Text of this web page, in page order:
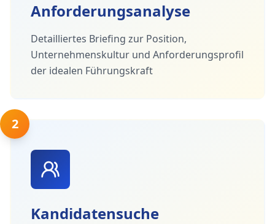
Anforderungsanalyse
Detailliertes Briefing zur Position,
Unternehmenskultur und Anforderungsprofil
der idealen Führungskraft
2
Kandidatensuche